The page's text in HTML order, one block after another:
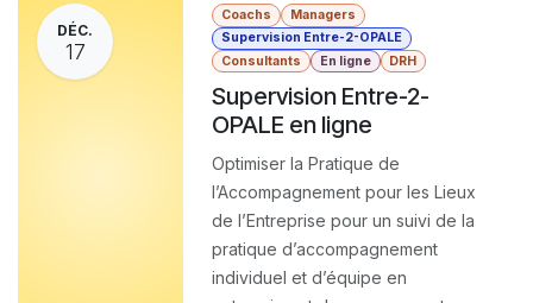
DÉC.
17
Coachs
Managers
Supervision Entre-2-OPALE
Consultants
En ligne DRH
Supervision Entre-2-
OPALE en ligne
Optimiser la Pratique de
l’Accompagnement pour les Lieux
de l’Entreprise pour un suivi de la
pratique d’accompagnement
individuel et d’équipe en